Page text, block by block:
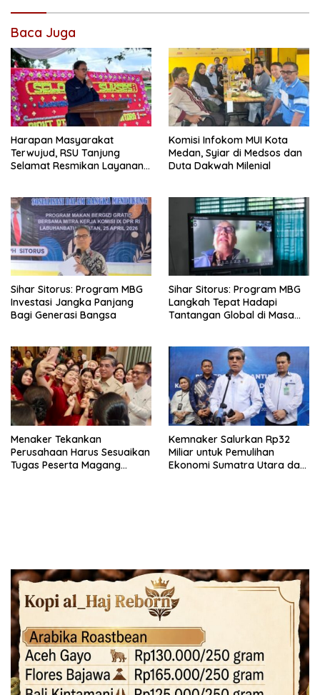
Baca Juga
Harapan Masyarakat
Terwujud, RSU Tanjung
Selamat Resmikan Layanan
Komisi Infokom MUI Kota
Medan, Syiar di Medsos dan
Duta Dakwah Milenial
Sihar Sitorus: Program MBG
Investasi Jangka Panjang
Bagi Generasi Bangsa
Sihar Sitorus: Program MBG
Langkah Tepat Hadapi
Tantangan Global di Masa
Menaker Tekankan
Perusahaan Harus Sesuaikan
Tugas Peserta Magang
Kemnaker Salurkan Rp32
Miliar untuk Pemulihan
Ekonomi Sumatra Utara dan